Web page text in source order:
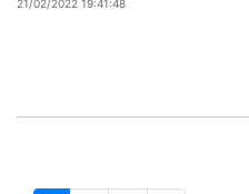
21/02/2022 19:41:48